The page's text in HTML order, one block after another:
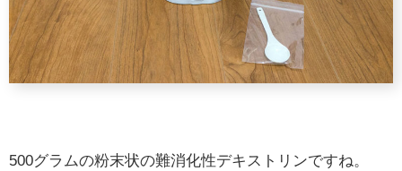
500グラムの粉末状の難消化性デキストリンですね。